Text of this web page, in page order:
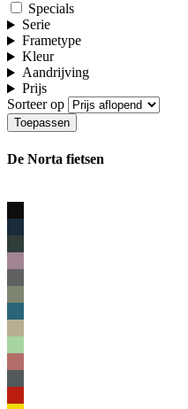
Specials
Serie
Frametype
Kleur
Aandrijving
Prijs
Sorteer op
De Norta fietsen